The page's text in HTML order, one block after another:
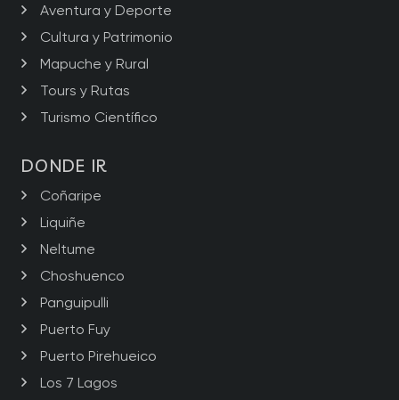
Aventura y Deporte
Cultura y Patrimonio
Mapuche y Rural
Tours y Rutas
Turismo Científico
DONDE IR
Coñaripe
Liquiñe
Neltume
Choshuenco
Panguipulli
Puerto Fuy
Puerto Pirehueico
Los 7 Lagos